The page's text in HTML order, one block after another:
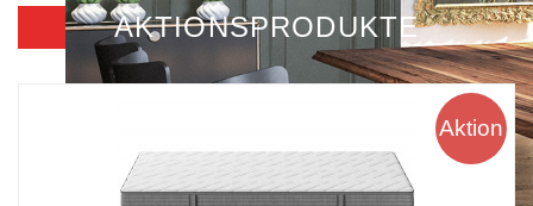
AKTIONSPRODUKTE
Aktion